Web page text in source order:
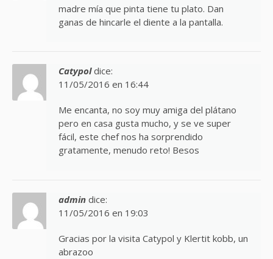
madre mía que pinta tiene tu plato. Dan
ganas de hincarle el diente a la pantalla.
Catypol dice:
11/05/2016 en 16:44
Me encanta, no soy muy amiga del plátano
pero en casa gusta mucho, y se ve super
fácil, este chef nos ha sorprendido
gratamente, menudo reto! Besos
admin dice:
11/05/2016 en 19:03
Gracias por la visita Catypol y Klertit kobb, un
abrazoo